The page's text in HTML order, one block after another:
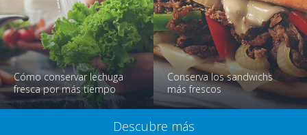
Cómo conservar lechuga
fresca por más tiempo
Conserva los sandwichs
más frescos
Descubre más